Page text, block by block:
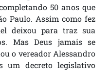
50 anos que
Paulo. Assim como fez
deixou para traz sua
Mas Deus jamais se
o vereador Alessandro
um decreto legislativo